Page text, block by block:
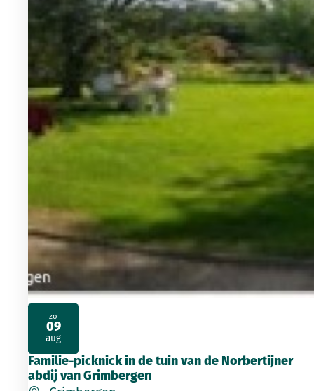
Familie-picknick in de tuin van de Norbertijner
abdij van Grimbergen
zo
09
aug
2026